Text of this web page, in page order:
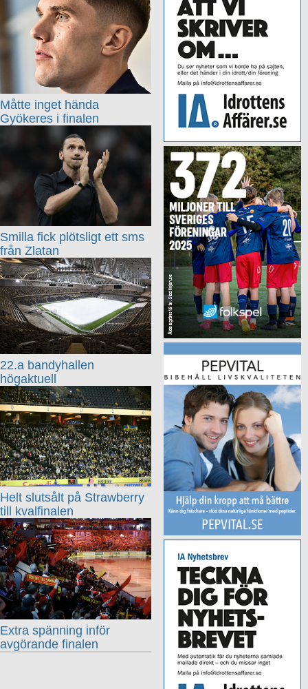
Måtte inget hända
Gyökeres i finalen
Smilla fick plötsligt ett sms
från Zlatan
22.a bandyhallen
högaktuell
Helt slutsålt på Strawberry
till kvalfinalen
Extra spänning inför
avgörande finalen